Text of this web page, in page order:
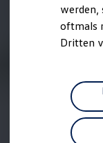
Zubehör
Digitale
werden,
oftmals
Dritten